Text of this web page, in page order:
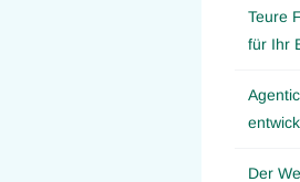
Teure
für Ihr
Der